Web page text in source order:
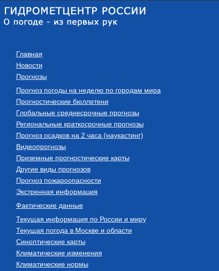
Главная
Новости
Прогнозы
Прогноз погоды на неделю по городам мира
Прогностические бюллетени
Глобальные среднесрочные прогнозы
Региональные краткосрочные прогнозы
Прогноз осадков на 2 часа (наукастинг)
Видеопрогнозы
Приземные прогностические карты
Другие виды прогнозов
Прогноз пожароопасности
Экстренная информация
Фактические данные
Текущая информация по России и миру
Текущая погода в Москве и области
Синоптические карты
Климатические изменения
Климатические нормы